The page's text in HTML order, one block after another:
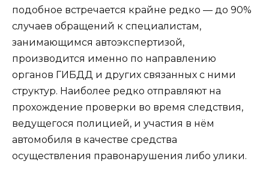
подобное встречается крайне редко — до 90%
случаев обращений к специалистам,
занимающимся автоэкспертизой,
производится именно по направлению
органов ГИБДД и других связанных с ними
структур. Наиболее редко отправляют на
прохождение проверки во время следствия,
ведущегося полицией, и участия в нём
автомобиля в качестве средства
осуществления правонарушения либо улики.